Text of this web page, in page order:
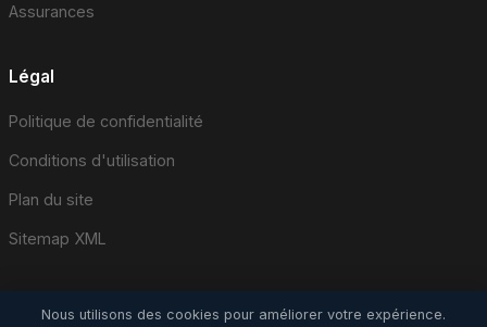
Assurances
Légal
Politique de confidentialité
Conditions d'utilisation
Plan du site
Sitemap XML
Nous utilisons des cookies pour améliorer votre expérience.